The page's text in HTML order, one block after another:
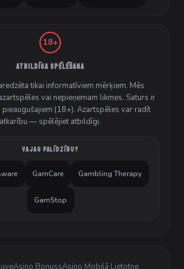
18+
ATBILDĪGA SPĒLĒŠANA
tikai informatīviem mērķiem. Mēs
vai nepieņemam likmes. Saturs ir
pieaugušajiem (18+). Azartspēles var radīt
atkarību — spēlējiet atbildīgi.
VAJAG PALĪDZĪBU?
GamCare Gambling Therapy
GamStop
Asino BonussAsino Mobilā Lietotne